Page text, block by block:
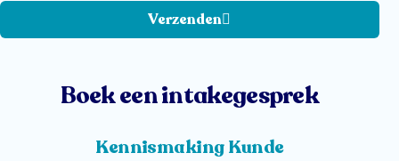
Verzenden
Boek een intakegesprek
Kennismaking Kunde